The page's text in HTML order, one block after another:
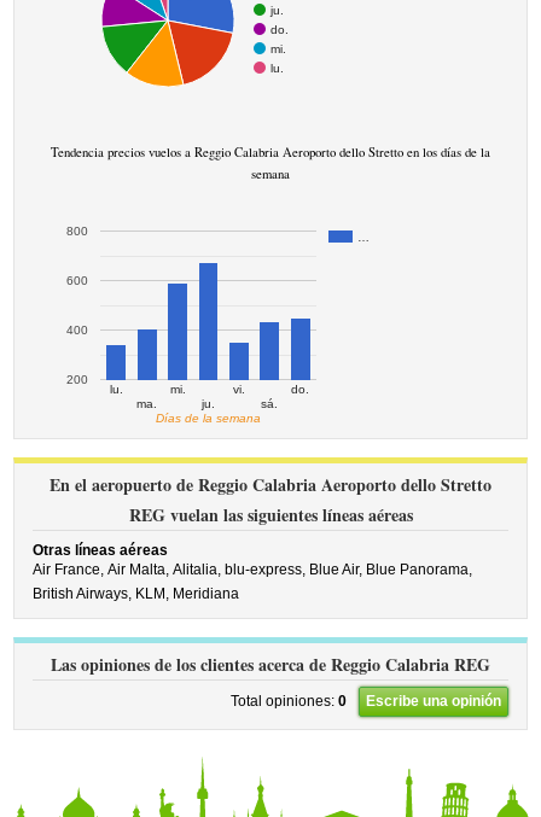
ju.
do.
mi.
lu.
Tendencia precios vuelos a Reggio Calabria Aeroporto dello Stretto en los días de la
semana
lu.
ma.
mi.
ju.
vi.
sá.
do.
200
400
600
800
Días de la semana
En el aeropuerto de Reggio Calabria Aeroporto dello Stretto
REG vuelan las siguientes líneas aéreas
Otras líneas aéreas
Air France,Air Malta,Alitalia, blu-express, Blue Air, Blue Panorama,
British Airways, KLM, Meridiana
Las opiniones de los clientes acerca de Reggio Calabria REG
Total opiniones: 0 Escribe una opinión